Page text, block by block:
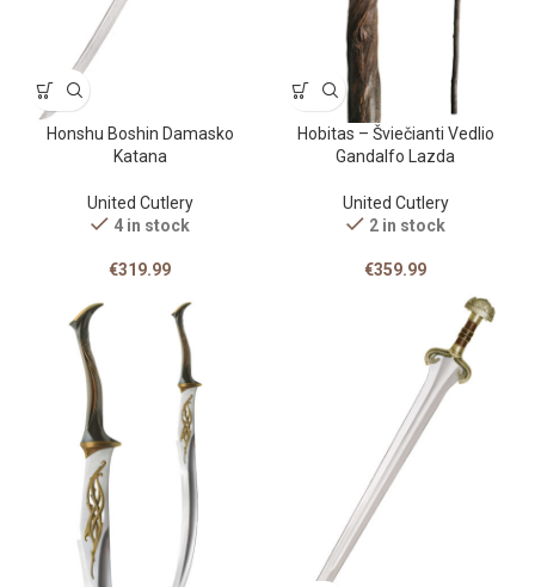
Honshu Boshin Damasko
Katana
United Cutlery
4 in stock
€319.99
Hobitas – Šviečianti Vedlio
Gandalfo Lazda
United Cutlery
2 in stock
€359.99